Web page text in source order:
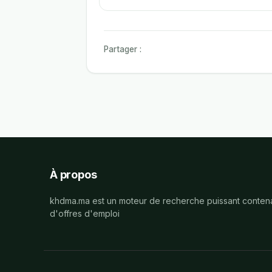
Partager :
À propos
khdma.ma est un moteur de recherche puissant
d'offres d'emploi